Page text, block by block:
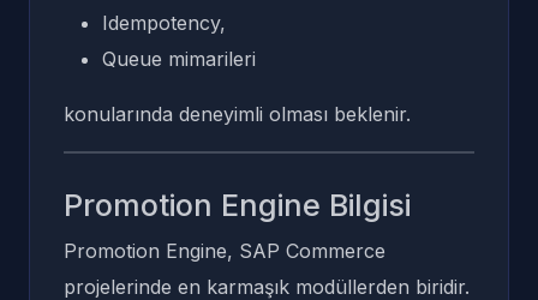
Idempotency,
Queue mimarileri
konularında deneyimli olması beklenir.
Promotion Engine Bilgisi
Promotion Engine, SAP Commerce
projelerinde en karmaşık modüllerden biridir.